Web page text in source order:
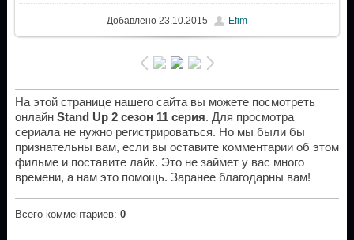
Добавлено23.10.2015 Efim
На этой странице нашего сайта вы можете посмотреть
онлайн Stand Up 2 сезон 11 серия. Для просмотра
сериала не нужно регистрироваться. Но мы были бы
признательны вам, если вы оставите комментарии об этом
фильме и поставите лайк. Это не займет у вас много
времени, а нам это помощь. Заранее благодарны вам!
Всего комментариев: 0